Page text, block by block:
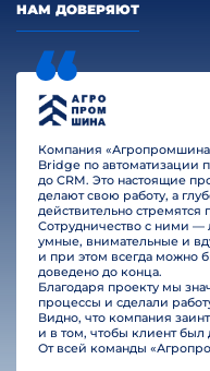
НАМ ДОВЕРЯЮТ
Компания
Bridge по автоматизации
до CRM. Это настоящие
делают свою работу, а
действительно стремятся
Сотрудничество с ними —
умные, внимательные и
и при этом всегда можно
доведено до конца.
Благодаря проекту мы
процессы и сделали
Видно, что компания
и в том, чтобы клиент был